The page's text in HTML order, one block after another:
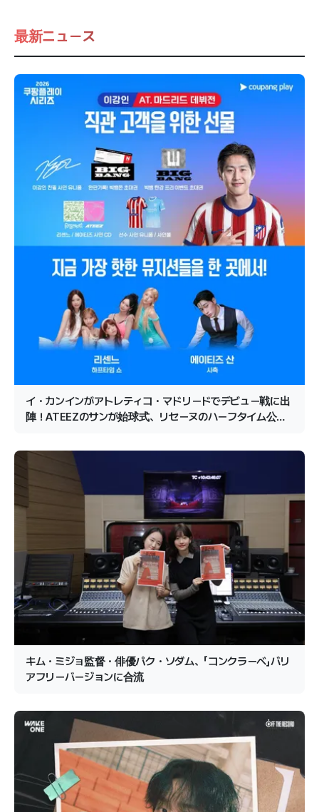
最新ニュース
イ・カンインがアトレティコ・マドリードでデビュー戦に出
陣！ATEEZのサンが始球式、リセーヌのハーフタイム公演
キム・ミジョ監督・俳優パク・ソダム、「コンクラーベ」バリ
アフリーバージョンに合流